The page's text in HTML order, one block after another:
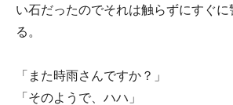
い石だったのでそれは触らずにすぐ
る。
「また時雨さんですか？」
「そのようで、ハハ」